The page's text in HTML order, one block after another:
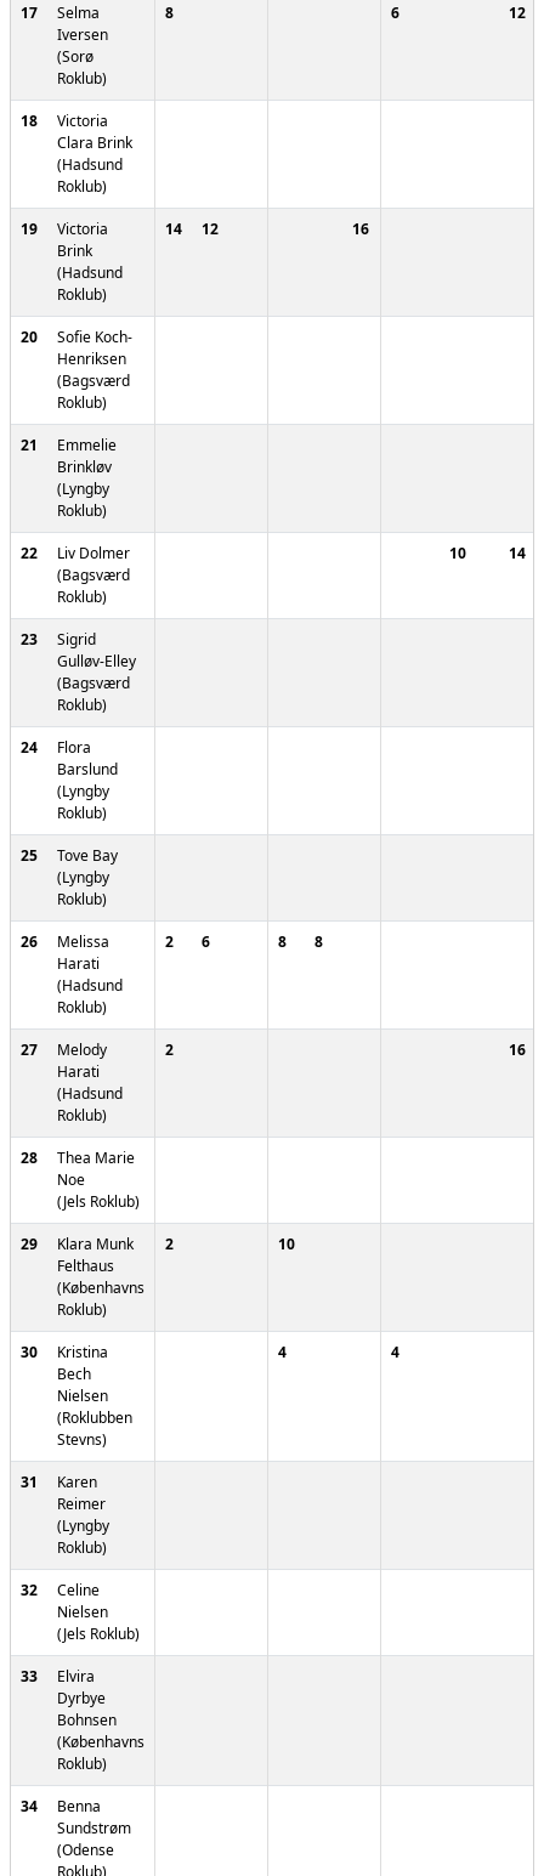
17
Selma
Iversen
(Sorø
Roklub)
8 6 12
18
Victoria
Clara Brink
(Hadsund
Roklub)
19
Victoria
Brink
(Hadsund
Roklub)
14 12 16
20
Sofie Koch-
Henriksen
(Bagsværd
Roklub)
21
Emmelie
Brinkløv
(Lyngby
Roklub)
22
Liv Dolmer
(Bagsværd
Roklub)
10 14
23
Sigrid
Gulløv-Elley
(Bagsværd
Roklub)
24
Flora
Barslund
(Lyngby
Roklub)
25
Tove Bay
(Lyngby
Roklub)
26
Melissa
Harati
(Hadsund
Roklub)
2 6 8 8
27
Melody
Harati
(Hadsund
Roklub)
2 16
28
Thea Marie
Noe
(Jels Roklub)
29
Klara Munk
Felthaus
(Københavns
Roklub)
2 10
30
Kristina
Bech
Nielsen
(Roklubben
Stevns)
4 4
31
Karen
Reimer
(Lyngby
Roklub)
32
Celine
Nielsen
(Jels Roklub)
33
Elvira
Dyrbye
Bohnsen
(Københavns
Roklub)
34
Benna
Sundstrøm
(Odense
Roklub)